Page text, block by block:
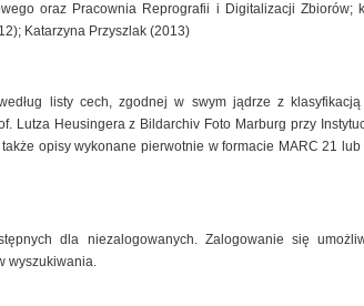
oraz Pracownia Reprografii i Digitalizacji Zbiorów;
Katarzyna Przyszlak (2013)
listy cech, zgodnej w swym jądrze z klasyfikacją
Lutza Heusingera z Bildarchiv Foto Marburg przy
opisy wykonane pierwotnie w formacie MARC 21
dla niezalogowanych. Zalogowanie się
wyszukiwania.